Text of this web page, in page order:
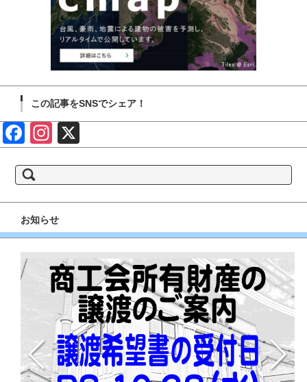
この記事をSNSでシェア！
Face Insta
索:
お知らせ